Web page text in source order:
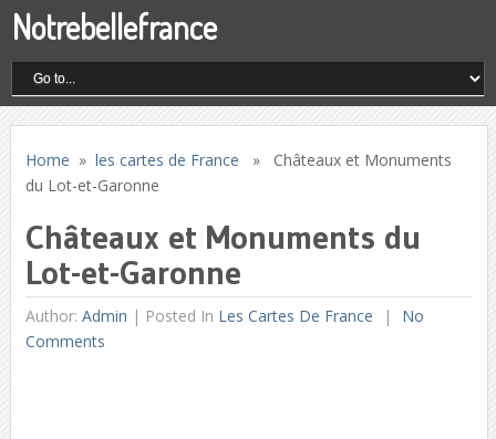
Notrebellefrance
Home » les cartes de France » Châteaux et Monuments
du Lot-et-Garonne
Châteaux et Monuments du
Lot-et-Garonne
Author: Admin | Posted In Les Cartes De France
No
Comments